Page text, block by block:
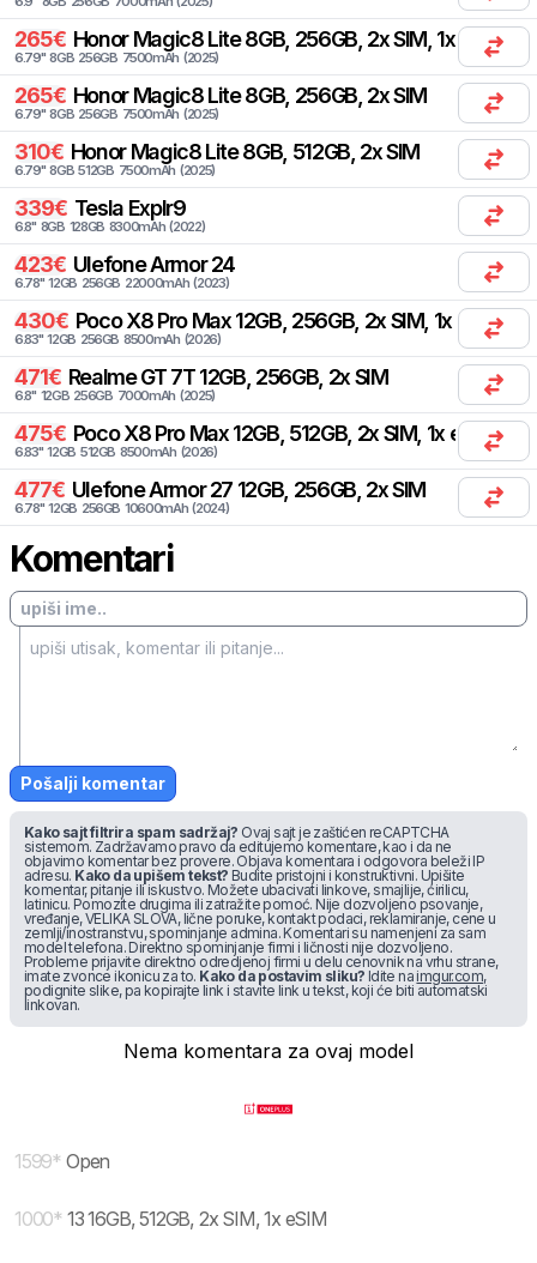
265€ Honor Magic8 Lite 8GB, 256GB, 2x SIM, 1x eSIM
6.79" 8GB 256GB 7500mAh (2025)
265€ Honor Magic8 Lite 8GB, 256GB, 2x SIM
6.79" 8GB 256GB 7500mAh (2025)
310€ Honor Magic8 Lite 8GB, 512GB, 2x SIM
6.79" 8GB 512GB 7500mAh (2025)
339€ Tesla Explr9
6.8" 8GB 128GB 8300mAh (2022)
423€ UlefoneArmor 24
6.78" 12GB 256GB 22000mAh (2023)
430€ Poco X8 Pro Max 12GB, 256GB, 2x SIM, 1x eSIM
6.83" 12GB 256GB 8500mAh (2026)
471€ Realme GT 7T 12GB, 256GB, 2x SIM
6.8" 12GB 256GB 7000mAh (2025)
475€ Poco X8 Pro Max 12GB, 512GB, 2x SIM, 1x eSIM
6.83" 12GB 512GB 8500mAh (2026)
477€ UlefoneArmor 27 12GB, 256GB, 2x SIM
6.78" 12GB 256GB 10600mAh (2024)
Komentari
Pošalji komentar
Kako sajt filtrira spam sadržaj? Ovaj sajt je zaštićen reCAPTCHA
sistemom. Zadržavamo pravo da editujemo komentare, kao i da ne
objavimo komentar bez provere. Objava komentara i odgovora beleži IP
adresu. Kako da upišem tekst? Budite pristojni i konstruktivni. Upišite
komentar, pitanje ili iskustvo. Možete ubacivati linkove, smajlije, ćirilicu,
latinicu. Pomozite drugima ili zatražite pomoć. Nije dozvoljeno psovanje,
vređanje, VELIKA SLOVA, lične poruke, kontakt podaci, reklamiranje, cene u
zemlji/inostranstvu, spominjanje admina. Komentari su namenjeni za sam
model telefona. Direktno spominjanje firmi i ličnosti nije dozvoljeno.
Probleme prijavite direktno odredjenoj firmi u delu cenovnik na vrhu strane,
imate zvonce ikonicu za to. Kako da postavim sliku? Idite na imgur.com,
podignite slike, pa kopirajte link i stavite link u tekst, koji će biti automatski
linkovan.
Nema komentara za ovaj model
1599* Open
1000* 13 16GB, 512GB, 2x SIM, 1x eSIM